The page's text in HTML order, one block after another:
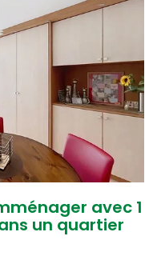
avec 1
un quartier